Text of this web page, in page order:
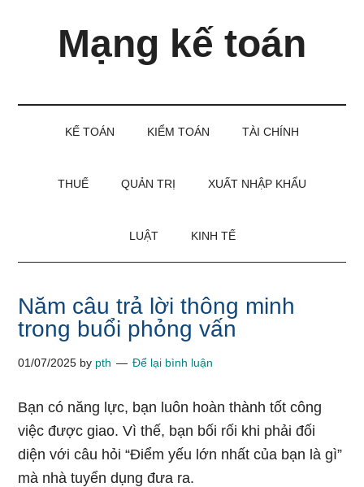
Mạng kế toán
KẾ TOÁN KIỂM TOÁN TÀI CHÍNH
THUẾ QUẢN TRỊ XUẤT NHẬP KHẨU
LUẬT KINH TẾ
Năm câu trả lời thông minh
trong buổi phỏng vấn
01/07/2025 by pth Để lại bình luận
Bạn có năng lực, bạn luôn hoàn thành tốt công
việc được giao. Vì thế, bạn bối rối khi phải đối
diện với câu hỏi “Điểm yếu lớn nhất của bạn là gì”
mà nhà tuyển dụng đưa ra.